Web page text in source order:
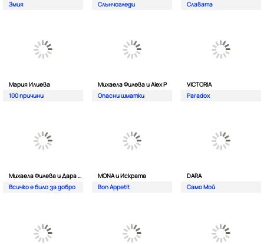
Змия
Слънчогледи
Славата
Мария Илиева
100 причини
Михаела Филева и Alex P
Опасни шматки
VICTORIA
Paradox
Михаела Филева и Дара Екимова
Всичко е било за добро
MONA и Искрата
Bon Appetit
DARA
Само Мой